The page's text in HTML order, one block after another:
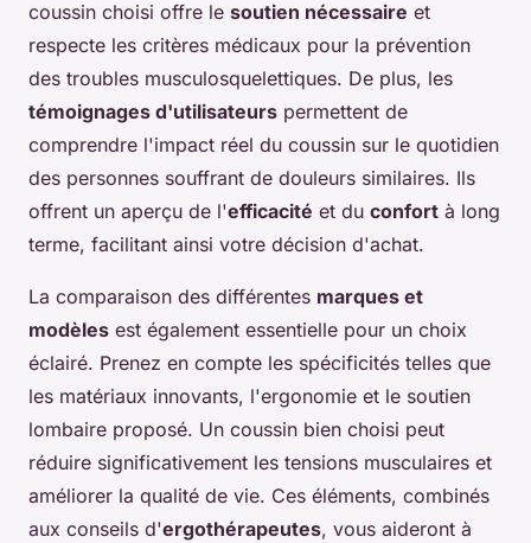
coussin choisi offre le soutien nécessaire et
respecte les critères médicaux pour la prévention
des troubles musculosquelettiques. De plus, les
témoignages d'utilisateurs permettent de
comprendre l'impact réel du coussin sur le quotidien
des personnes souffrant de douleurs similaires. Ils
offrent un aperçu de l'efficacité et du confort à long
terme, facilitant ainsi votre décision d'achat.
La comparaison des différentes marques et
modèles est également essentielle pour un choix
éclairé. Prenez en compte les spécificités telles que
les matériaux innovants, l'ergonomie et le soutien
lombaire proposé. Un coussin bien choisi peut
réduire significativement les tensions musculaires et
améliorer la qualité de vie. Ces éléments, combinés
aux conseils d'ergothérapeutes, vous aideront à